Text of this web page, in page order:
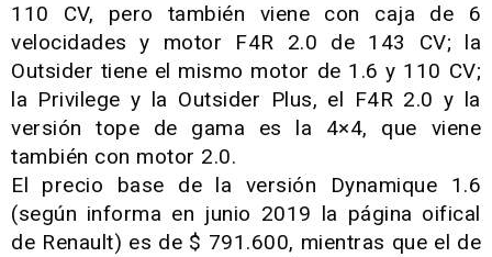
110 CV, pero también viene con caja de 6
velocidades y motor F4R 2.0 de 143 CV; la
Outsider tiene el mismo motor de 1.6 y 110 CV;
la Privilege y la Outsider Plus, el F4R 2.0 y la
versión tope de gama es la 4×4, que viene
también con motor 2.0.
El precio base de la versión Dynamique 1.6
(según informa en junio 2019 la página oifical
de Renault) es de $ 791.600, mientras que el de